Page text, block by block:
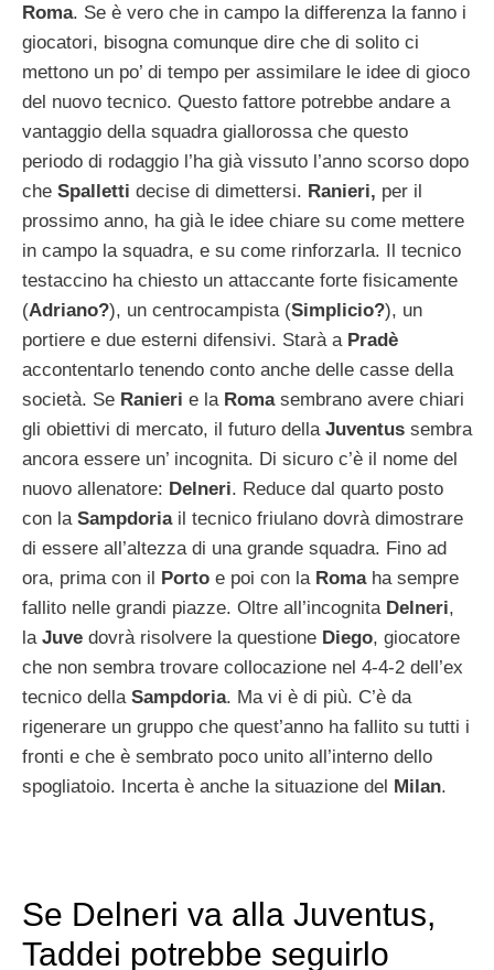
Roma. Se è vero che in campo la differenza la fanno i
giocatori, bisogna comunque dire che di solito ci
mettono un po’ di tempo per assimilare le idee di gioco
del nuovo tecnico. Questo fattore potrebbe andare a
vantaggio della squadra giallorossa che questo
periodo di rodaggio l’ha già vissuto l’anno scorso dopo
che Spalletti decise di dimettersi. Ranieri, per il
prossimo anno, ha già le idee chiare su come mettere
in campo la squadra, e su come rinforzarla. Il tecnico
testaccino ha chiesto un attaccante forte fisicamente
(Adriano?), un centrocampista (Simplicio?), un
portiere e due esterni difensivi. Starà a Pradè
accontentarlo tenendo conto anche delle casse della
società. Se Ranieri e la Romasembrano avere chiari
gli obiettivi di mercato, il futuro della Juventus sembra
ancora essere un’ incognita. Di sicuro c’è il nome del
nuovo allenatore: Delneri. Reduce dal quarto posto
con la Sampdoriail tecnico friulano dovrà dimostrare
di essere all’altezza di una grande squadra. Fino ad
ora, prima con il Porto e poi con la Romaha sempre
fallito nelle grandi piazze. Oltre all’incognita Delneri,
la Juve dovrà risolvere la questione Diego, giocatore
che non sembra trovare collocazione nel 4-4-2 dell’ex
tecnico della Sampdoria. Ma vi è di più. C’è da
rigenerare un gruppo che quest’anno ha fallito su tutti i
fronti e che è sembrato poco unito all’interno dello
spogliatoio. Incerta è anche la situazione del Milan.
Se Delneri va alla Juventus,
Taddei potrebbe seguirlo